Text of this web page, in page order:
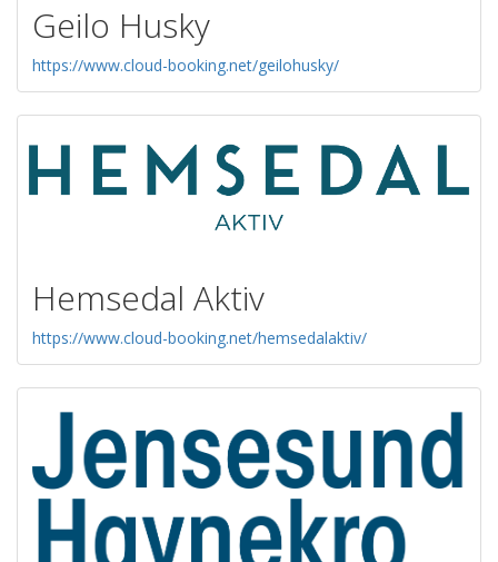
Geilo Husky
https://www.cloud-booking.net/geilohusky/
Hemsedal Aktiv
https://www.cloud-booking.net/hemsedalaktiv/